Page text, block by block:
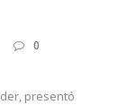
0
presentó